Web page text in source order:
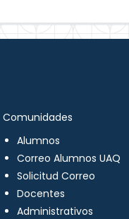
Comunidades
Alumnos
Correo Alumnos UAQ
Solicitud Correo
Docentes
Administrativos